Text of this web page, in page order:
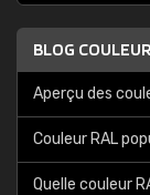
BLOG
Aperçu des
Couleur RAL
Quelle couleur